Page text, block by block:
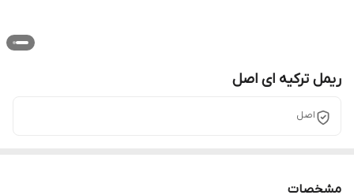
ریمل ترکیه ای اصل
اصل
مشخصات